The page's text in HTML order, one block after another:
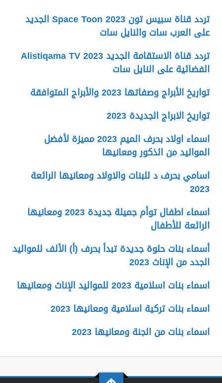
تردد قناة سبيس تون Space Toon 2023 الجديد
على العرب سات والنايل سات
تردد قناة الاستقامة الجديد 2023 Alistiqama TV
الفضائية على النايل سات
تواريخ الأبراج وصفاتها 2023 والأبراج المتوافقة
تواريخ الابراج الجديدة 2023
اسماء اولاد بحرف الميم 2023 مميزة لأفضل
المواليد من الذكور ومعانيها
اسامي بحرف د للبنات والاولاد ومعانيها الرائعة
2023
اسماء اطفال توأم جميلة جديدة 2023 ومعانيها
الرائعة للأطفال
أسماء بنات حلوة جديدة تبدأ بحرف (أ) الألف للمواليد
الجدد من الإناث 2023
اسماء بنات اسلامية 2023 للمواليد الإناث ومعانيها
اسماء بنات تركية اسلامية ومعانيها 2023
اسماء بنات من الجنة ومعانيها 2023